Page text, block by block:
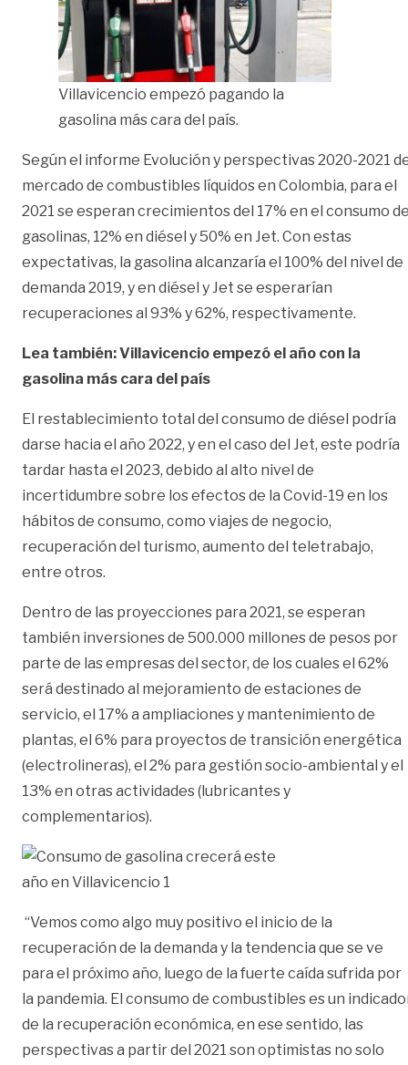
Villavicencio empezó pagando la
gasolina más cara del país.
Según el informe Evolución y perspectivas 2020-2021
mercado de combustibles líquidos en Colombia, para el
2021 se esperan crecimientos del 17% en el consumo
gasolinas, 12% en diésel y 50% en Jet. Con estas
expectativas, la gasolina alcanzaría el 100% del nivel de
demanda 2019, y en diésel y Jet se esperarían
recuperaciones al 93% y 62%, respectivamente.
Lea también: Villavicencio empezó el año con la
gasolina más cara del país
El restablecimiento total del consumo de diésel podría
darse hacia el año 2022, y en el caso del Jet, este podría
tardar hasta el 2023, debido al alto nivel de
incertidumbre sobre los efectos de la Covid-19 en los
hábitos de consumo, como viajes de negocio,
recuperación del turismo, aumento del teletrabajo,
entre otros.
Dentro de las proyecciones para 2021, se esperan
también inversiones de 500.000 millones de pesos por
parte de las empresas del sector, de los cuales el 62%
será destinado al mejoramiento de estaciones de
servicio, el 17% a ampliaciones y mantenimiento de
plantas, el 6% para proyectos de transición energética
(electrolineras), el 2% para gestión socio-ambiental y el
13% en otras actividades (lubricantes y
complementarios).
“Vemos como algo muy positivo el inicio de la
recuperación de la demanda y la tendencia que se ve
para el próximo año, luego de la fuerte caída sufrida por
la pandemia. El consumo de combustibles es un
de la recuperación económica, en ese sentido, las
perspectivas a partir del 2021 son optimistas no solo